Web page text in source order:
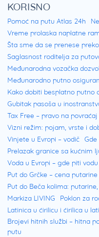
KORISNO
Pomoć na putu Atlas 24h
Vreme prolaska naplatne
Šta sme da se prenese
Saglasnost roditelja za
Međunarodna vozačka
Međunarodno putno
Kako dobiti besplatno putno
Gubitak pasoša u
Tax Free – pravo na
Vizni režim: pojam, vrste i
Vinjete u Evropi – vodič
Prelazak granice sa kućnim
Voda u Evropi – gde piti
Put do Grčke – cena
Put do Beča kolima:
Markiza LIVING
Poklon za
Latinica u ćirilicu i ćirilica u
Brojevi hitnih službi – hitna
putu